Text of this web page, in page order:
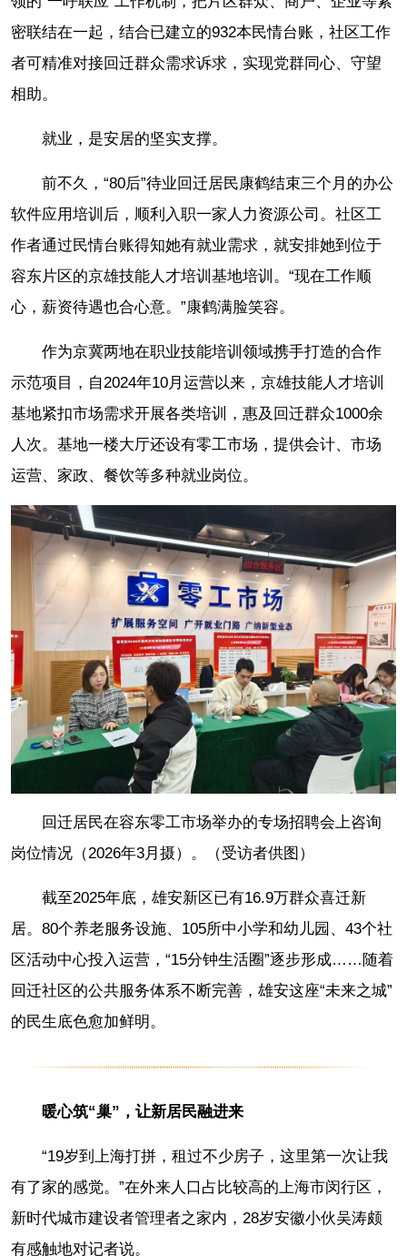
密联结在一起，结合已建立的932本民情台账，社区工作
者可精准对接回迁群众需求诉求，实现党群同心、守望
相助。
就业，是安居的坚实支撑。
前不久，“80后”待业回迁居民康鹤结束三个月的办公
软件应用培训后，顺利入职一家人力资源公司。社区工
作者通过民情台账得知她有就业需求，就安排她到位于
容东片区的京雄技能人才培训基地培训。“现在工作顺
心，薪资待遇也合心意。”康鹤满脸笑容。
作为京冀两地在职业技能培训领域携手打造的合作
示范项目，自2024年10月运营以来，京雄技能人才培训
基地紧扣市场需求开展各类培训，惠及回迁群众1000余
人次。基地一楼大厅还设有零工市场，提供会计、市场
运营、家政、餐饮等多种就业岗位。
回迁居民在容东零工市场举办的专场招聘会上咨询
岗位情况（2026年3月摄）。（受访者供图）
截至2025年底，雄安新区已有16.9万群众喜迁新
居。80个养老服务设施、105所中小学和幼儿园、43个社
区活动中心投入运营，“15分钟生活圈”逐步形成……随着
回迁社区的公共服务体系不断完善，雄安这座“未来之城”
的民生底色愈加鲜明。
暖心筑“巢”，让新居民融进来
“19岁到上海打拼，租过不少房子，这里第一次让我
有了家的感觉。”在外来人口占比较高的上海市闵行区，
新时代城市建设者管理者之家内，28岁安徽小伙吴涛颇
有感触地对记者说。